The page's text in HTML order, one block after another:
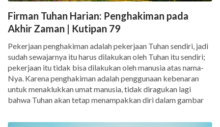
Firman Tuhan Harian: Penghakiman pada
Akhir Zaman | Kutipan 79
Pekerjaan penghakiman adalah pekerjaan Tuhan sendiri, jadi
sudah sewajarnya itu harus dilakukan oleh Tuhan itu sendiri;
pekerjaan itu tidak bisa dilakukan oleh manusia atas nama-
Nya. Karena penghakiman adalah penggunaan kebenaran
untuk menaklukkan umat manusia, tidak diragukan lagi
bahwa Tuhan akan tetap menampakkan diri dalam gambar
Dengan kata […]